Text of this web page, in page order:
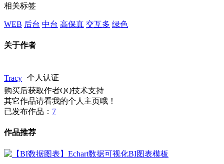
相关标签
WEB 后台 中台 高保真 交互多 绿色
关于作者
Tracy
个人认证
购买后获取作者QQ技术支持
其它作品请看我的个人主页哦！
已发布作品： 7
作品推荐